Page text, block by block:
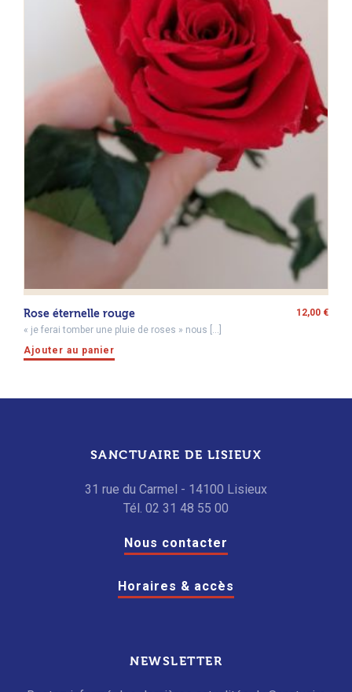
Rose éternelle rouge 12,00 €
« je ferai tomber une pluie de roses » nous […]
Ajouter au panier
SANCTUAIRE DE LISIEUX
31 rue du Carmel - 14100 Lisieux
Tél. 02 31 48 55 00
Nous contacter
Horaires & accès
NEWSLETTER